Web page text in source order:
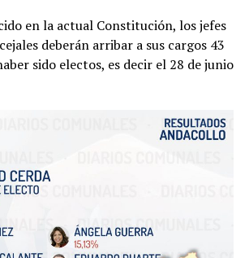
en la actual Constitución, los jefes
deberán arribar a sus cargos 43
sido electos, es decir el 28 de junio